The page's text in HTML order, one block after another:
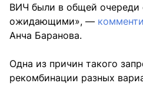
ВИЧ были в общей очереди
ожидающими», —
Анча Баранова.
Одна из причин такого
рекомбинации разных